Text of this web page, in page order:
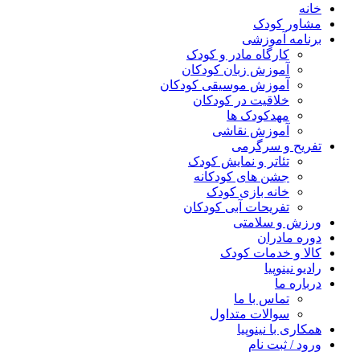
خانه
مشاور کودک
برنامه آموزشی
کارگاه مادر و کودک
آموزش زبان کودکان
آموزش موسیقی کودکان
خلاقیت در کودکان
مهد‌کودک ها
آموزش نقاشی
تفریح و سرگرمی
تئاتر و نمایش کودک
جشن های کودکانه
خانه بازی کودک
تفریحات آبی کودکان
ورزش و سلامتی
دوره مادران
کالا و خدمات کودک
رادیو نینوپیا
درباره ما
تماس با ما
سوالات متداول
همکاری با نینوپیا
ورود / ثبت نام